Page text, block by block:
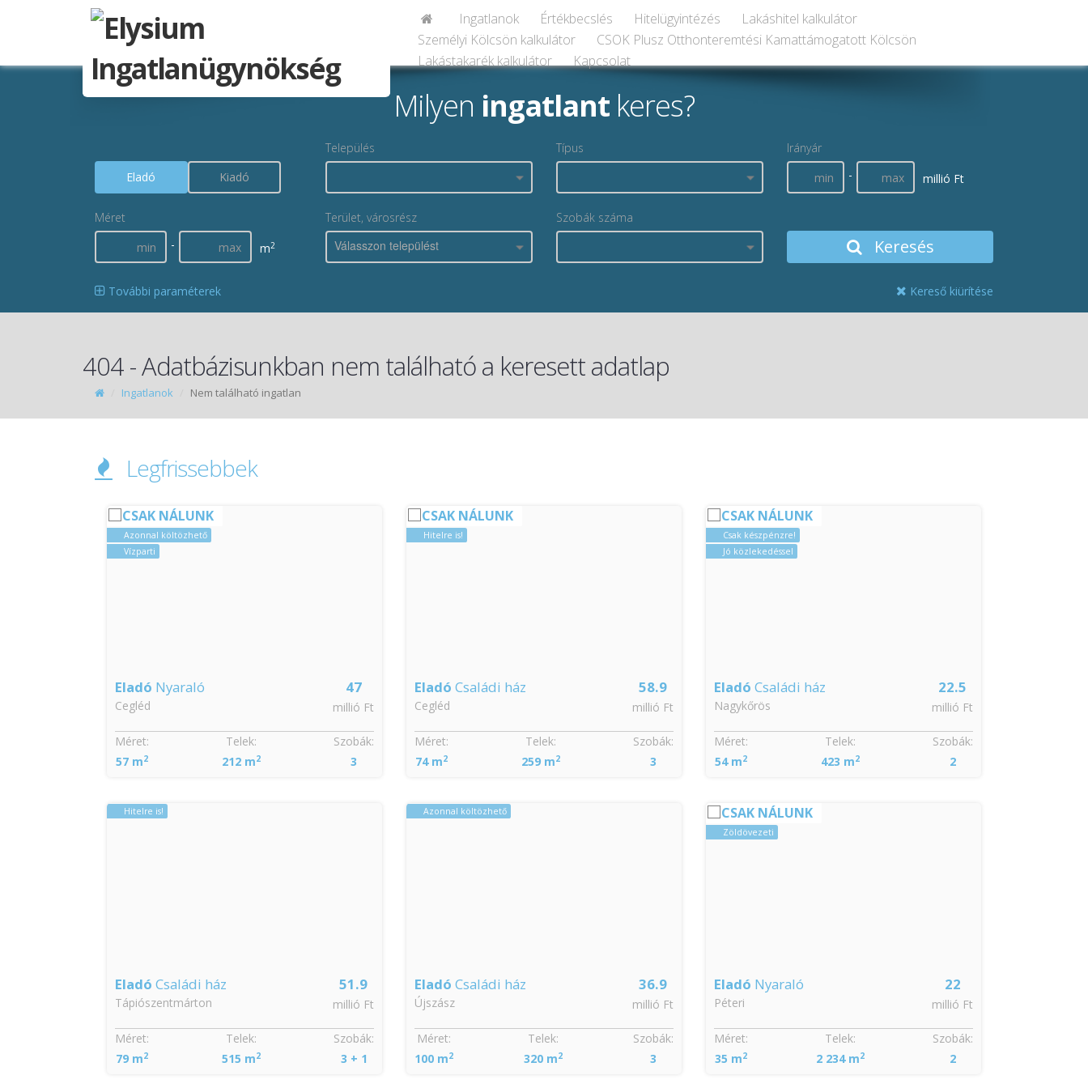
Ingatlanok Értékbecslés Hitelügyintézés
Lakáshitel kalkulátor
Személyi Kölcsön kalkulátor
CSOK Plusz Otthonteremtési Kamattámogatott Kölcsön
Lakástakarék kalkulátor
Kapcsolat
Milyen ingatlant keres?
Eladó Kiadó
Település Típus
Irányár
-
millió Ft
Méret
-
m2
Terület, városrész
Válasszon települést
Szobák száma
Keresés
További paraméterek Kereső kiürítése
404 - Adatbázisunkban nem található a keresett adatlap
Ingatlanok Nem található ingatlan
Legfrissebbek
CSAK NÁLUNK
Azonnal költözhető
Vízparti
47
millió Ft
Eladó Nyaraló
Cegléd
Szobák:
3
Méret:
57 m2
Telek:
212 m2
Hitelre is!
51.9
millió Ft
Eladó Családi ház
Tápiószentmárton
Szobák:
3 + 1
Méret:
79 m2
Telek:
515 m2
CSAK NÁLUNK
Hitelre is!
58.9
millió Ft
Eladó Családi ház
Cegléd
Szobák:
3
Méret:
74 m2
Telek:
259 m2
Azonnal költözhető
36.9
millió Ft
Eladó Családi ház
Újszász
Szobák:
3
Méret:
100 m2
Telek:
320 m2
CSAK NÁLUNK
Csak készpénzre!
Jó közlekedéssel
22.5
millió Ft
Eladó Családi ház
Nagykőrös
Szobák:
2
Méret:
54 m2
Telek:
423 m2
CSAK NÁLUNK
Zöldövezeti
22
millió Ft
Eladó Nyaraló
Péteri
Szobák:
2
Méret:
35 m2
Telek:
2 234 m2